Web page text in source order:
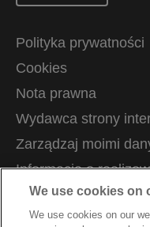
Polityka prywatności
Cookies
Nota prawna
Wydawca strony
Zarządzaj moimi
Informacja o
Wsparcie klienta
Kariera
We use cookies on
We use cookies on our